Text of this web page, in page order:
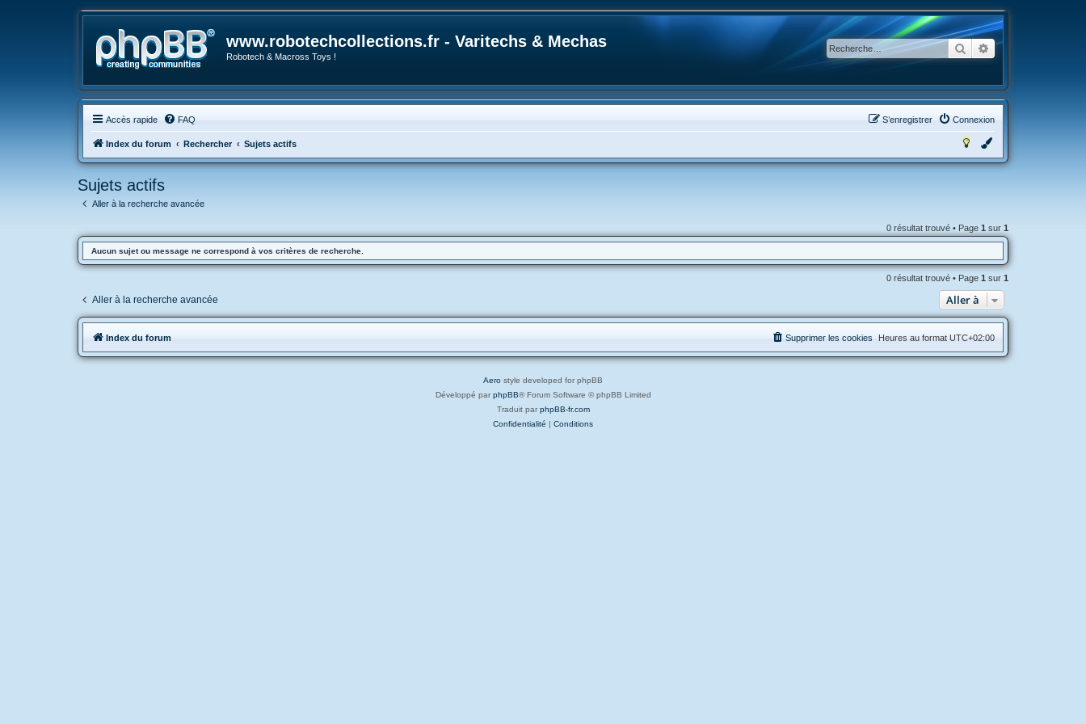
www.robotechcollections.fr - Varitechs & Mechas
Robotech & Macross Toys !
RechercherRecherche avancée
Accès rapide FAQ Connexion
S’enregistrer
Index du forum Rechercher Sujets actifs
Sujets actifs
Aller à la recherche avancée
0 résultat trouvé • Page 1 sur 1
Aucun sujet ou message ne correspond à vos critères de recherche.
0 résultat trouvé • Page 1 sur 1
Aller à la recherche avancée Aller à
Index du forum Heures au format UTC+02:00
Supprimer les cookies
Aero style developed for phpBB
Développé par phpBB® Forum Software © phpBB Limited
Traduit par phpBB-fr.com
Confidentialité | Conditions